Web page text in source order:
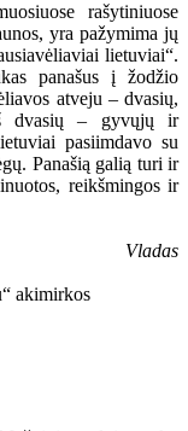
rašytiniuose
yra pažymima jų
lietuviai“.
panašus į žodžio
atveju – dvasių,
dvasių – gyvųjų ir
pasiimdavo su
Panašią galią turi ir
reikšmingos ir
Vladas